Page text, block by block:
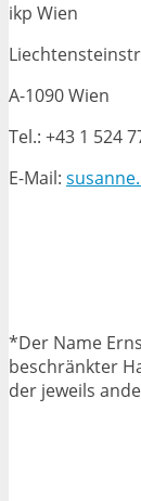
ikp Wien
A-1090 Wien
Tel.: +43 1 524
E-Mail:
*Der Name
beschränkter
der jeweils